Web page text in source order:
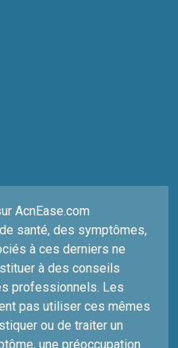
AcnEase.com
santé, des symptômes,
à ces derniers ne
à des conseils
professionnels. Les
pas utiliser ces mêmes
ou de traiter un
une préoccupation